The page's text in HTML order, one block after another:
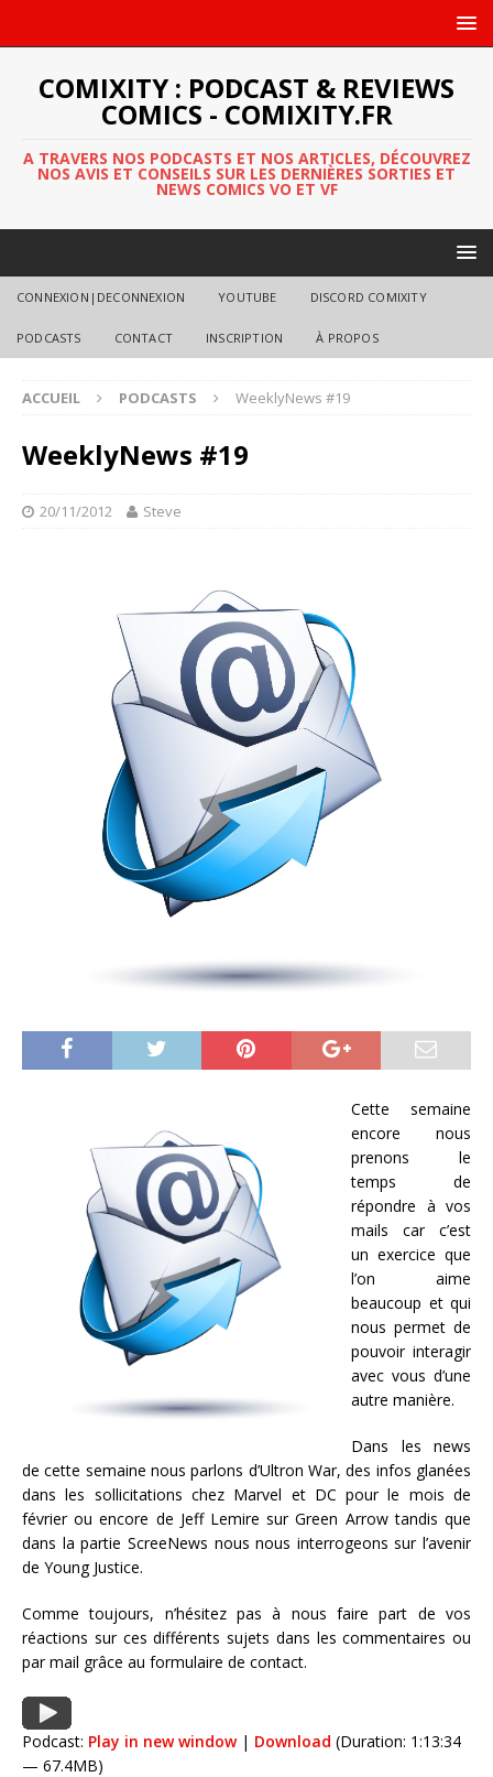
COMIXITY : PODCAST & REVIEWS
COMICS - COMIXITY.FR
A TRAVERS NOS PODCASTS ET NOS ARTICLES, DÉCOUVREZ
NOS AVIS ET CONSEILS SUR LES DERNIÈRES SORTIES ET
NEWS COMICS VO ET VF
CONNEXION|DECONNEXION YOUTUBE DISCORD COMIXITY
PODCASTS CONTACT INSCRIPTION À PROPOS
ACCUEIL PODCASTS WeeklyNews #19
WeeklyNews #19
20/11/2012 Steve
Cette semaine
encore nous
prenons le
temps de
répondre à vos
mails car c’est
un exercice que
l’on aime
beaucoup et qui
nous permet de
pouvoir interagir
avec vous d’une
autre manière.
Dans les news
de cette semaine nous parlons d’Ultron War, des infos glanées
dans les sollicitations chez Marvel et DC pour le mois de
février ou encore de Jeff Lemire sur Green Arrow tandis que
dans la partie ScreeNews nous nous interrogeons sur l’avenir
de Young Justice.
Comme toujours, n’hésitez pas à nous faire part de vos
réactions sur ces différents sujets dans les commentaires ou
par mail grâce au formulaire de contact.
Podcast: Play in new window| Download (Duration: 1:13:34
— 67.4MB)